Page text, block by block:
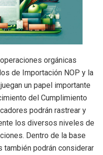
orgánicas
de Importación NOP y la
un papel importante
del Cumplimiento
podrán rastrear y
los diversos niveles de
Dentro de la base
podrán considerar